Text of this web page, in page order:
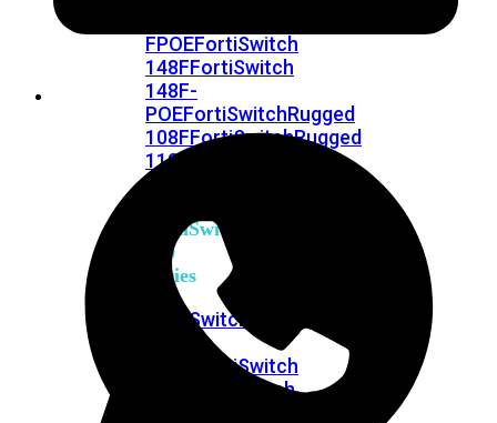
FPOEFortiSwitch
148FFortiSwitch
148F-
POEFortiSwitchRugged
108FFortiSwitchRugged
112F-
FortiSwitch
200
Series
FortiSwitch
FortiSwitch
FortiSwitch